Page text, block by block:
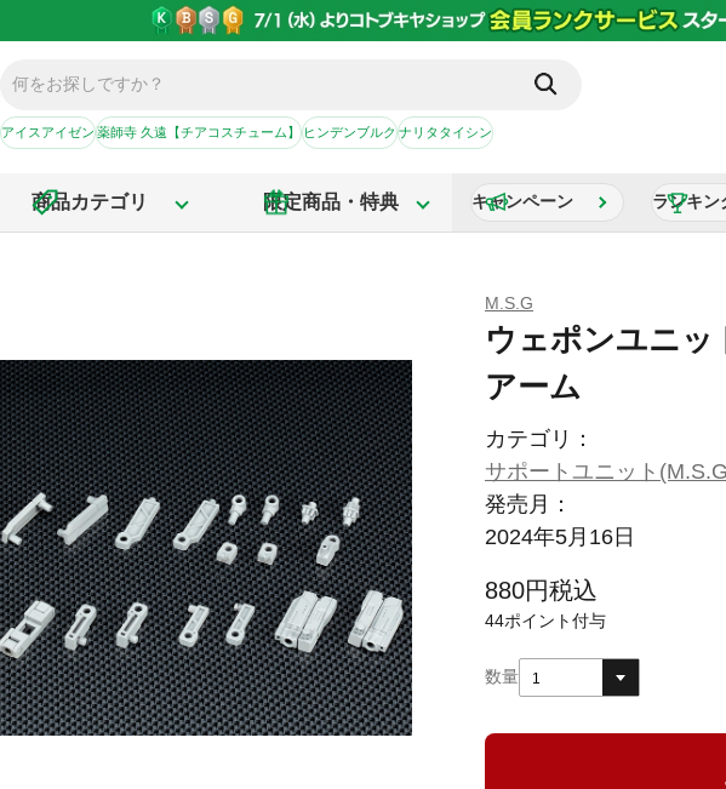
アイスアイゼン薬師寺 久遠【チアコスチューム】ヒンデンブルクナリタタイシン
商品カテゴリ 限定商品・特典 キャンペーン ランキン
M.S.G
ウェポンユニ
アーム
カテゴリ：
サポートユニット
発売月：
2024年5月16日
880円税込
44ポイント付与
数量 1